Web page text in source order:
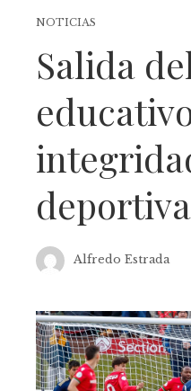
NOTICIAS
Salida
Alfredo Estrada